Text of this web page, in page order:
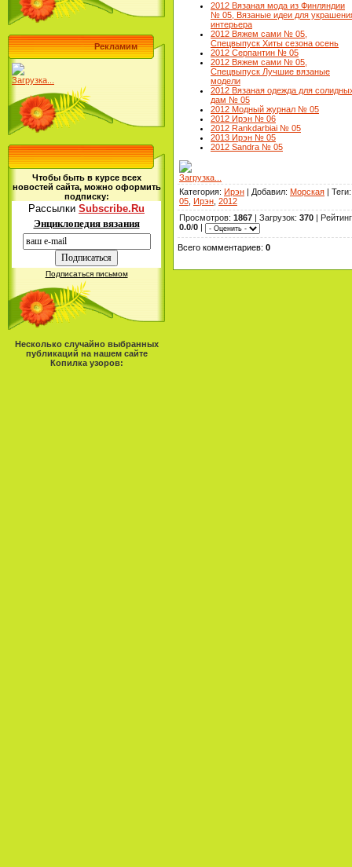
Рекламим
Загрузка...
Чтобы быть в курсе всех
новостей сайта, можно оформить
подписку:
Рассылки Subscribe.Ru
Энциклопедия вязания
Подписаться письмом
Несколько случайно выбранных
публикаций на нашем сайте
Копилка узоров:
2012 Вязаная мода из Финляндии
№ 05, Вязаные идеи для
интерьера
2012 Вяжем сами № 05,
Спецвыпуск Хиты сезона осень
2012 Серпантин № 05
2012 Вяжем сами № 05,
Спецвыпуск Лучшие вязаные
модели
2012 Вязаная одежда для
дам № 05
2012 Модный журнал № 05
2012 Ирэн № 06
2012 Rankdarbiai № 05
2013 Ирэн № 05
2012 Sandra № 05
Загрузка...
Категория: Ирэн Добавил: Морская Теги:
05
Ирэн 2012
Просмотров: 1867 Загрузок: 370
Рейтинг
0.0/0
Всего комментариев: 0